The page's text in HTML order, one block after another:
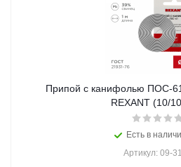
Припой с канифолью ПОС-
REXANT (10/
Есть в
Артикул: 09-